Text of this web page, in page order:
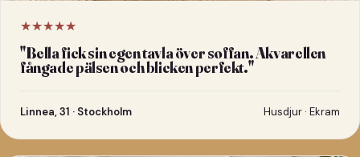
★★★★★
"Bella fick sin egen tavla över soffan. Akvarellen
fångade pälsen och blicken perfekt."
Linnea, 31 · Stockholm Husdjur · Ekram